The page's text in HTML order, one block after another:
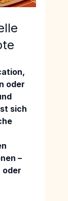
oder
sich
–
oder